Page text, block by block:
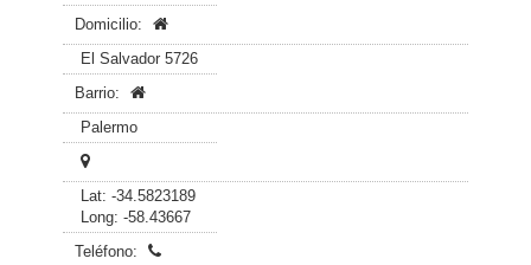
Domicilio:
El Salvador 5726
Barrio:
Palermo
Lat: -34.5823189
Long: -58.43667
Teléfono: